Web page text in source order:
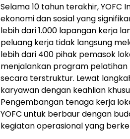
Selama 10 tahun terakhir,
ekonomi dan sosial yang
lebih dari 1.000 lapangan kerja
peluang kerja tidak langsung
lebih dari 400 pihak pemasok
menjalankan program pelatihan
secara terstruktur. Lewat
karyawan dengan keahlian
Pengembangan tenaga kerja
YOFC untuk berbaur dengan
kegiatan operasional yang